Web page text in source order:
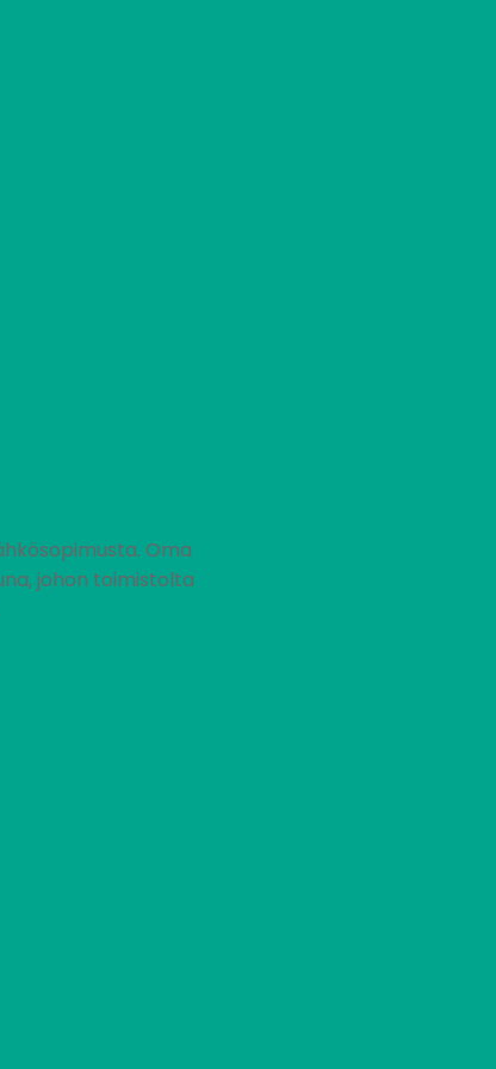
Oma
johon toimistolta